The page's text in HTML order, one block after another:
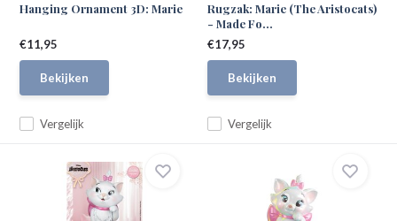
Hanging Ornament 3D: Marie
Vergelijk
€11,95
Bekijken
Rugzak: Marie (The Aristocats)
- Made Fo...
Vergelijk
€17,95
Bekijken